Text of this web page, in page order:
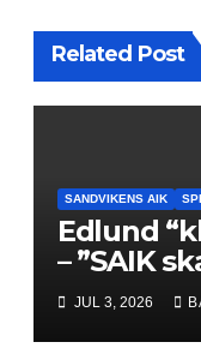
Related Post
SANDVIKENS AIK
Edlund
– ”SAIK
klubben
JUL 3, 2026